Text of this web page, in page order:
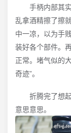
手柄内部其实
乱拿酒精擦了擦
中一凉，以为手
装好各个部件。
正常。堵气似的
奇迹”。
折腾完了想起
意思意思。